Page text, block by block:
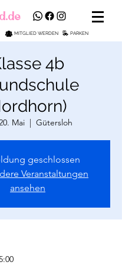
MITGLIED WERDEN PARKEN
4b
Mai
  |
Gütersloh
geschlossen
Veranstaltungen
ansehen